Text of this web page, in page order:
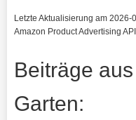
Letzte Aktualisierung am
Amazon Product Advertising API
Beiträge
Garten: